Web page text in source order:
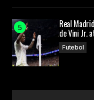
Real
de Vini Jr.
Futebol